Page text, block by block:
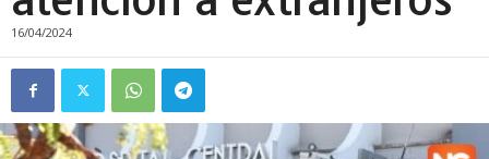
16/04/2024